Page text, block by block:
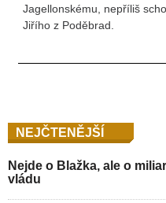
Jagellonskému, nepříliš
Jiřího z Poděbrad.
NEJČTENĚJŠÍ
Nejde o Blažka, ale o
vládu